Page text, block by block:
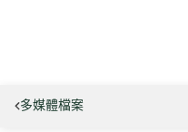
多媒體檔案